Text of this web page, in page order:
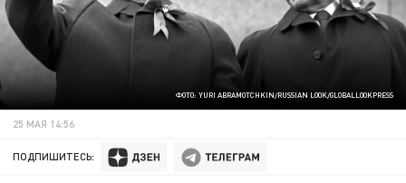
ФОТО: YURI ABRAMOTCHKIN/RUSSIAN LOOK/GLOBALLOOKPRESS
25 МАЯ 14:56
ПОДПИШИТЕСЬ: